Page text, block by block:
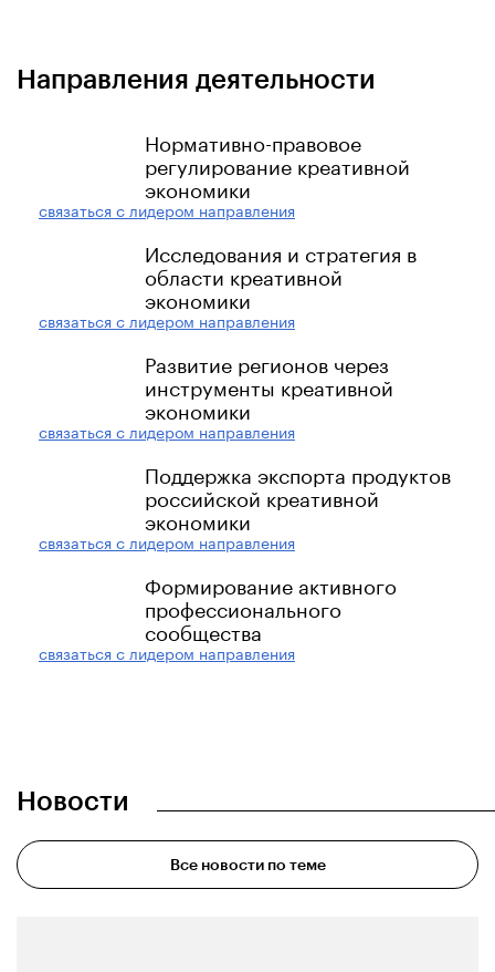
Направления деятельности
Нормативно-правовое
регулирование креативной
экономики
связаться с лидером направления
Исследования и стратегия в
области креативной
экономики
связаться с лидером направления
Развитие регионов через
инструменты креативной
экономики
связаться с лидером направления
Поддержка экспорта продуктов
российской креативной
экономики
связаться с лидером направления
Формирование активного
профессионального
сообщества
связаться с лидером направления
Новости
Все новости по теме